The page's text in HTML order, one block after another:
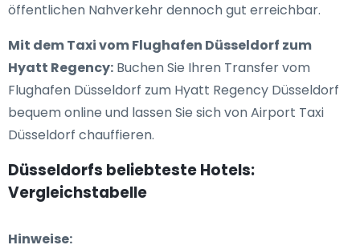
öffentlichen Nahverkehr dennoch gut erreichbar.
Mit dem Taxi vom Flughafen Düsseldorf zum
Hyatt Regency: Buchen Sie Ihren Transfer vom
Flughafen Düsseldorf zum Hyatt Regency Düsseldorf
bequem online und lassen Sie sich von Airport Taxi
Düsseldorf chauffieren.
Düsseldorfs beliebteste Hotels:
Vergleichstabelle
Hinweise: